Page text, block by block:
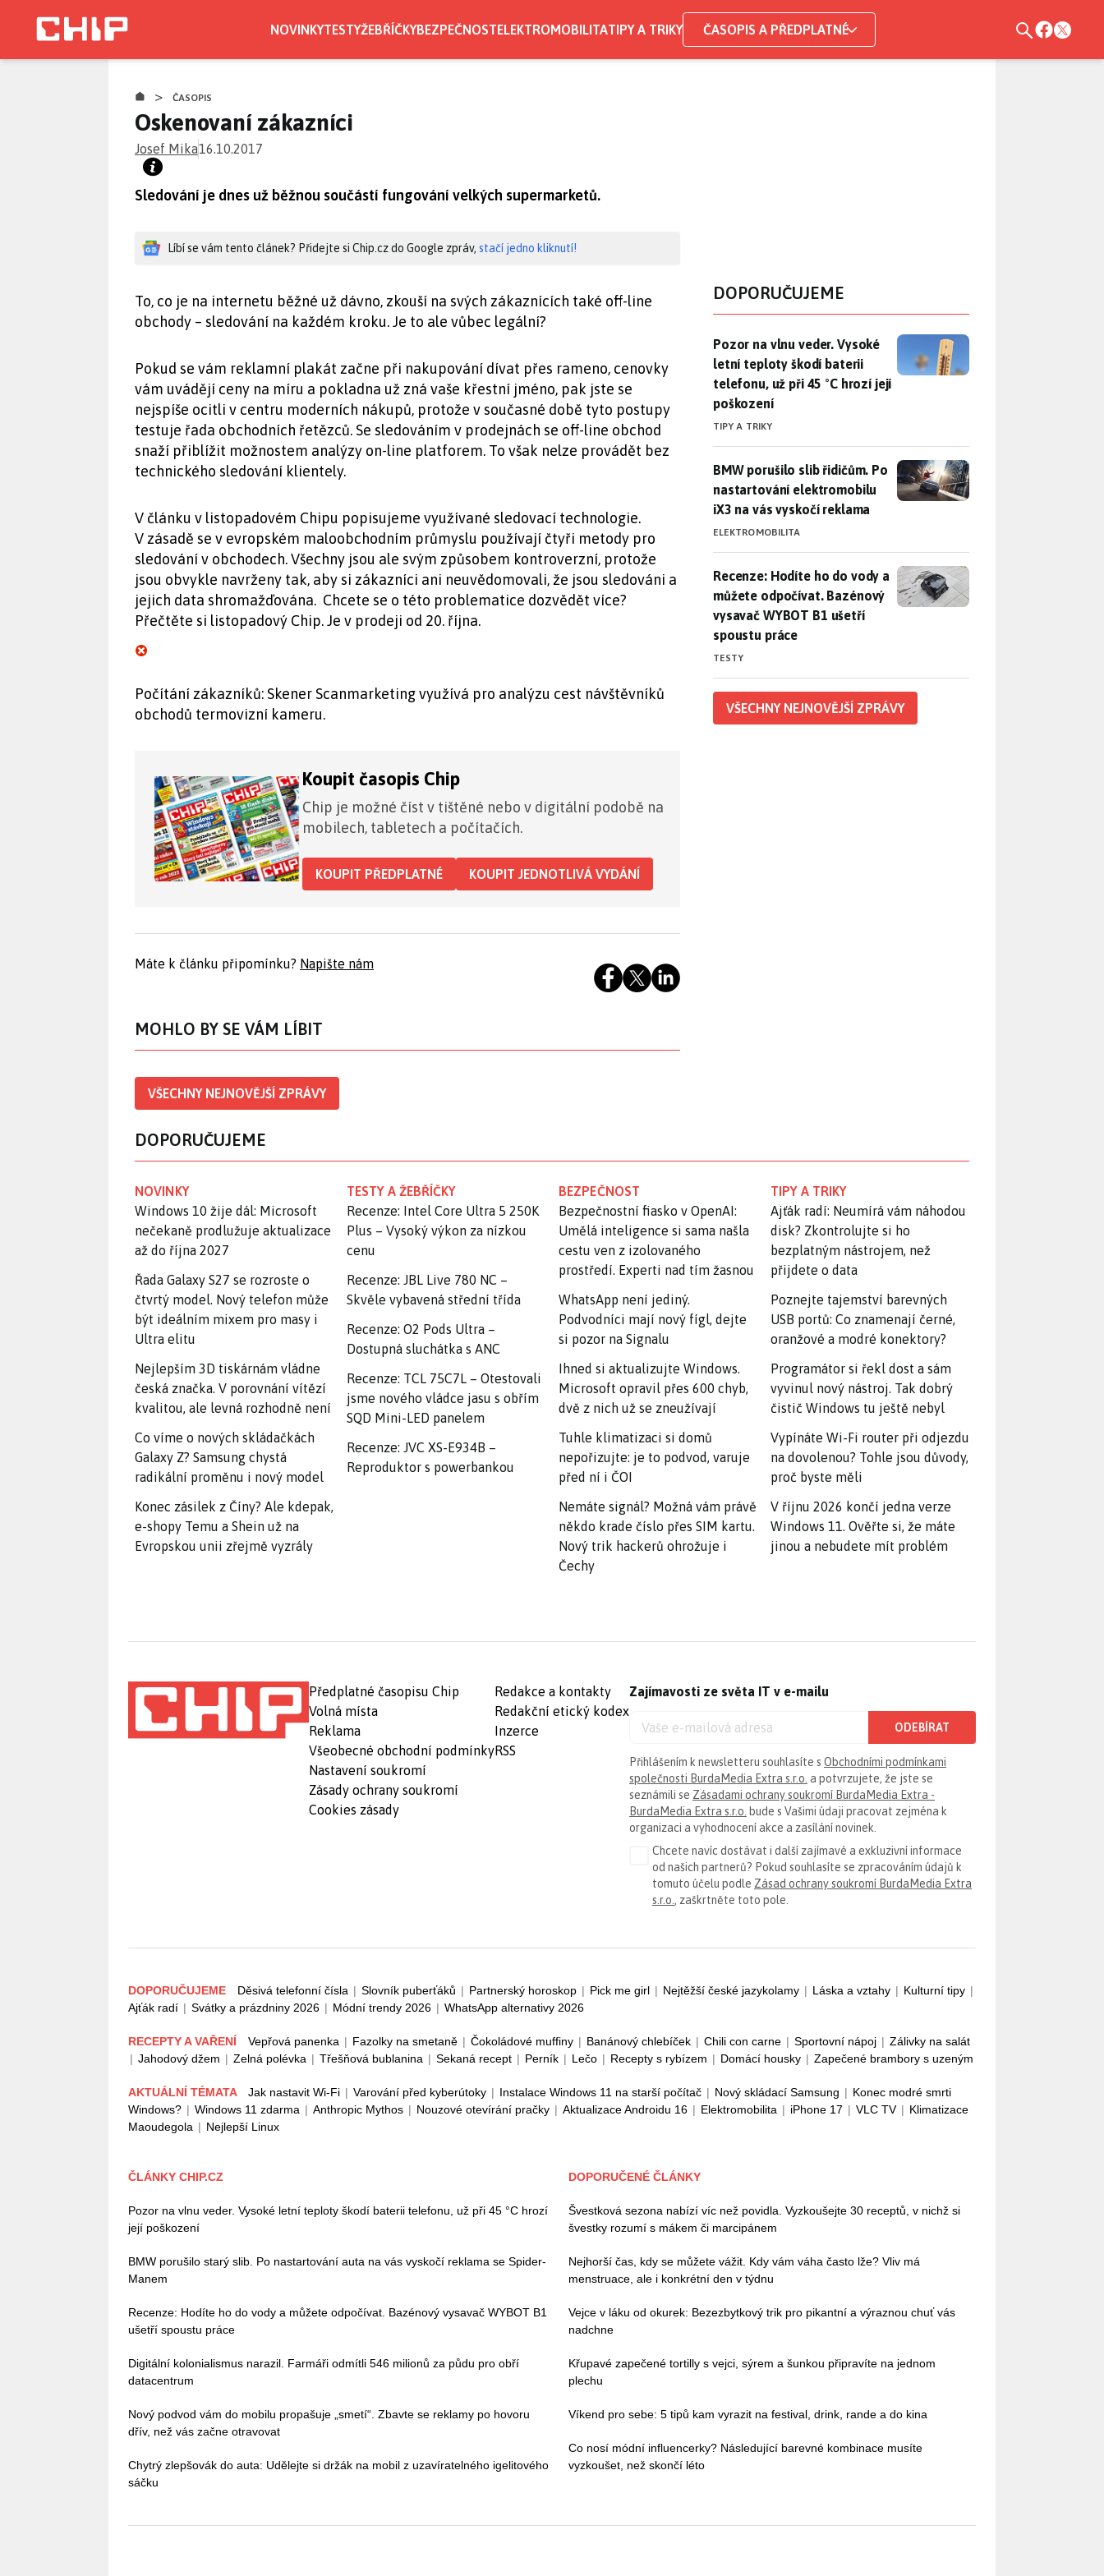
NOVINKYTESTYŽEBŘÍČKYBEZPEČNOSTELEKTROMOBILITATIPY A TRIKY ČASOPIS A PŘEDPLATNÉ
> ČASOPIS
Oskenovaní zákazníci
Josef Mika16.10.2017
Sledování je dnes už běžnou součástí fungování velkých supermarketů.
Líbí se vám tento článek? Přidejte si Chip.cz do Google zpráv, stačí jedno kliknutí!
To, co je na internetu běžné už dávno, zkouší na svých zákaznících také off-line
obchody – sledování na každém kroku. Je to ale vůbec legální?
Pokud se vám reklamní plakát začne při nakupování dívat přes rameno, cenovky
vám uvádějí ceny na míru a pokladna už zná vaše křestní jméno, pak jste se
nejspíše ocitli v centru moderních nákupů, protože v současné době tyto postupy
testuje řada obchodních řetězců. Se sledováním v prodejnách se off-line obchod
snaží přiblížit možnostem analýzy on-line platforem. To však nelze provádět bez
technického sledování klientely.
V článku v listopadovém Chipu popisujeme využívané sledovací technologie.
V zásadě se v evropském maloobchodním průmyslu používají čtyři metody pro
sledování v obchodech. Všechny jsou ale svým způsobem kontroverzní, protože
jsou obvykle navrženy tak, aby si zákazníci ani neuvědomovali, že jsou sledováni a
jejich data shromažďována. Chcete se o této problematice dozvědět více?
Přečtěte si listopadový Chip. Je v prodeji od 20. října.
Počítání zákazníků: Skener Scanmarketing využívá pro analýzu cest návštěvníků
obchodů termovizní kameru.
Koupit časopis Chip
Chip je možné číst v tištěné nebo v digitální podobě na
mobilech, tabletech a počítačích.
KOUPIT PŘEDPLATNÉ KOUPIT JEDNOTLIVÁ VYDÁNÍ
Máte k článku připomínku? Napište nám
MOHLO BY SE VÁM LÍBIT
VŠECHNY NEJNOVĚJŠÍ ZPRÁVY
DOPORUČUJEME
Pozor na vlnu veder. Vysoké letní teploty škodí baterii telefonu,
Pozor na vlnu veder. Vysoké
letní teploty škodí baterii
telefonu, už při 45 °C hrozí její
poškození
TIPY A TRIKY
BMW porušilo slib řidičům. Po nastartování elektromobilu iX3 na
BMW porušilo slib řidičům. Po
nastartování elektromobilu
iX3 na vás vyskočí reklama
ELEKTROMOBILITA
Recenze: Hodíte ho do vody a můžete odpočívat. Bazénový
Recenze: Hodíte ho do vody a
můžete odpočívat. Bazénový
vysavač WYBOT B1 ušetří
spoustu práce
TESTY
VŠECHNY NEJNOVĚJŠÍ ZPRÁVY
DOPORUČUJEME
NOVINKY
Windows 10 žije dál: Microsoft
nečekaně prodlužuje aktualizace
až do října 2027
Řada Galaxy S27 se rozroste o
čtvrtý model. Nový telefon může
být ideálním mixem pro masy i
Ultra elitu
Nejlepším 3D tiskárnám vládne
česká značka. V porovnání vítězí
kvalitou, ale levná rozhodně není
Co víme o nových skládačkách
Galaxy Z? Samsung chystá
radikální proměnu i nový model
Konec zásilek z Číny? Ale kdepak,
e-shopy Temu a Shein už na
Evropskou unii zřejmě vyzrály
TESTY A ŽEBŘÍČKY
Recenze: Intel Core Ultra 5 250K
Plus – Vysoký výkon za nízkou
cenu
Recenze: JBL Live 780 NC –
Skvěle vybavená střední třída
Recenze: O2 Pods Ultra –
Dostupná sluchátka s ANC
Recenze: TCL 75C7L – Otestovali
jsme nového vládce jasu s obřím
SQD Mini-LED panelem
Recenze: JVC XS-E934B –
Reproduktor s powerbankou
BEZPEČNOST
Bezpečnostní fiasko v OpenAI:
Umělá inteligence si sama našla
cestu ven z izolovaného
prostředí. Experti nad tím žasnou
WhatsApp není jediný.
Podvodníci mají nový fígl, dejte
si pozor na Signalu
Ihned si aktualizujte Windows.
Microsoft opravil přes 600 chyb,
dvě z nich už se zneužívají
Tuhle klimatizaci si domů
nepořizujte: je to podvod, varuje
před ní i ČOI
Nemáte signál? Možná vám právě
někdo krade číslo přes SIM kartu.
Nový trik hackerů ohrožuje i
Čechy
TIPY A TRIKY
Ajťák radí: Neumírá vám náhodou
disk? Zkontrolujte si ho
bezplatným nástrojem, než
přijdete o data
Poznejte tajemství barevných
USB portů: Co znamenají černé,
oranžové a modré konektory?
Programátor si řekl dost a sám
vyvinul nový nástroj. Tak dobrý
čistič Windows tu ještě nebyl
Vypínáte Wi-Fi router při odjezdu
na dovolenou? Tohle jsou důvody,
proč byste měli
V říjnu 2026 končí jedna verze
Windows 11. Ověřte si, že máte
jinou a nebudete mít problém
Předplatné časopisu Chip
Volná místa
Reklama
Všeobecné obchodní podmínky
Nastavení soukromí
Zásady ochrany soukromí
Cookies zásady
Redakce a kontakty
Redakční etický kodex
Inzerce
RSS
Zajímavosti ze světa IT v e-mailu
ODEBÍRAT
Přihlášením k newsletteru souhlasíte s Obchodními podmínkami
společnosti BurdaMedia Extra s.r.o. a potvrzujete, že jste se
seznámili se Zásadami ochrany soukromí BurdaMedia Extra -
BurdaMedia Extra s.r.o. bude s Vašimi údaji pracovat zejména k
organizaci a vyhodnocení akce a zasílání novinek.
Chcete navíc dostávat i další zajímavé a exkluzivní informace
od našich partnerů? Pokud souhlasíte se zpracováním údajů k
tomuto účelu podle Zásad ochrany soukromí BurdaMedia Extra
s.r.o. , zaškrtněte toto pole.
DOPORUČUJEME Děsivá telefonní čísla | Slovník puberťáků | Partnerský horoskop | Pick me girl | Nejtěžší české jazykolamy | Láska a vztahy | Kulturní tipy |
Ajťák radí | Svátky a prázdniny 2026 | Módní trendy 2026 | WhatsApp alternativy 2026
RECEPTY A VAŘENÍ Vepřová panenka | Fazolky na smetaně | Čokoládové muffiny | Banánový chlebíček | Chili con carne | Sportovní nápoj | Zálivky na salát
| Jahodový džem | Zelná polévka | Třešňová bublanina | Sekaná recept | Perník | Lečo | Recepty s rybízem | Domácí housky | Zapečené brambory s uzeným
AKTUÁLNÍ TÉMATA Jak nastavit Wi-Fi | Varování před kyberútoky | Instalace Windows 11 na starší počítač | Nový skládací Samsung | Konec modré smrti
Windows? | Windows 11 zdarma | Anthropic Mythos | Nouzové otevírání pračky | Aktualizace Androidu 16 | Elektromobilita | iPhone 17 | VLC TV | Klimatizace
Maoudegola | Nejlepší Linux
ČLÁNKY CHIP.CZ
Pozor na vlnu veder. Vysoké letní teploty škodí baterii telefonu, už při 45 °C hrozí
její poškození
BMW porušilo starý slib. Po nastartování auta na vás vyskočí reklama se Spider-
Manem
Recenze: Hodíte ho do vody a můžete odpočívat. Bazénový vysavač WYBOT B1
ušetří spoustu práce
Digitální kolonialismus narazil. Farmáři odmítli 546 milionů za půdu pro obří
datacentrum
Nový podvod vám do mobilu propašuje „smetí“. Zbavte se reklamy po hovoru
dřív, než vás začne otravovat
Chytrý zlepšovák do auta: Udělejte si držák na mobil z uzavíratelného igelitového
sáčku
DOPORUČENÉ ČLÁNKY
Švestková sezona nabízí víc než povidla. Vyzkoušejte 30 receptů, v nichž si
švestky rozumí s mákem či marcipánem
Nejhorší čas, kdy se můžete vážit. Kdy vám váha často lže? Vliv má
menstruace, ale i konkrétní den v týdnu
Vejce v láku od okurek: Bezezbytkový trik pro pikantní a výraznou chuť vás
nadchne
Křupavé zapečené tortilly s vejci, sýrem a šunkou připravíte na jednom
plechu
Víkend pro sebe: 5 tipů kam vyrazit na festival, drink, rande a do kina
Co nosí módní influencerky? Následující barevné kombinace musíte
vyzkoušet, než skončí léto